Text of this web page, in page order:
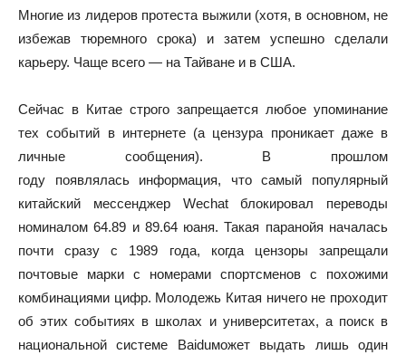
Многие из лидеров протеста выжили (хотя, в основном, не
избежав тюремного срока) и затем успешно сделали
карьеру. Чаще всего — на Тайване и в США.
Сейчас в Китае строго запрещается любое упоминание
тех событий в интернете (а цензура проникает даже в
личные сообщения). В прошлом
году появлялась информация, что самый популярный
китайский мессенджер Wechat блокировал переводы
номиналом 64.89 и 89.64 юаня. Такая паранойя началась
почти сразу с 1989 года, когда цензоры запрещали
почтовые марки с номерами спортсменов с похожими
комбинациями цифр. Молодежь Китая ничего не проходит
об этих событиях в школах и университетах, а поиск в
национальной системе Baiduможет выдать лишь один